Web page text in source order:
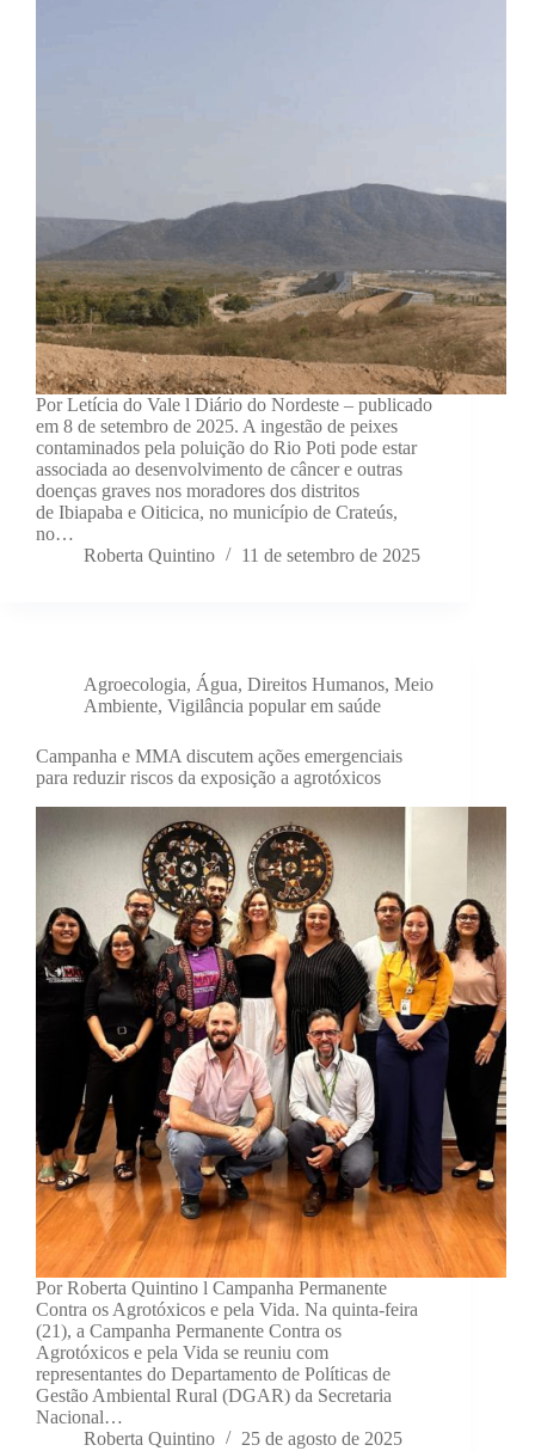
Por Letícia do Vale l Diário do Nordeste – publicado
em 8 de setembro de 2025. A ingestão de peixes
contaminados pela poluição do Rio Poti pode estar
associada ao desenvolvimento de câncer e outras
doenças graves nos moradores dos distritos
de Ibiapaba e Oiticica, no município de Crateús,
no…
Roberta Quintino
11 de setembro de 2025
Agroecologia, Água, Direitos Humanos, Meio
Ambiente, Vigilância popular em saúde
Campanha e MMA discutem ações emergenciais
para reduzir riscos da exposição a agrotóxicos
Por Roberta Quintino l Campanha Permanente
Contra os Agrotóxicos e pela Vida. Na quinta-feira
(21), a Campanha Permanente Contra os
Agrotóxicos e pela Vida se reuniu com
representantes do Departamento de Políticas de
Gestão Ambiental Rural (DGAR) da Secretaria
Nacional…
Roberta Quintino
25 de agosto de 2025